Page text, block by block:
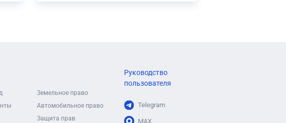
Земельное право
Автомобильное право
Защита прав
Руководство
пользователя
Telegram
MAX